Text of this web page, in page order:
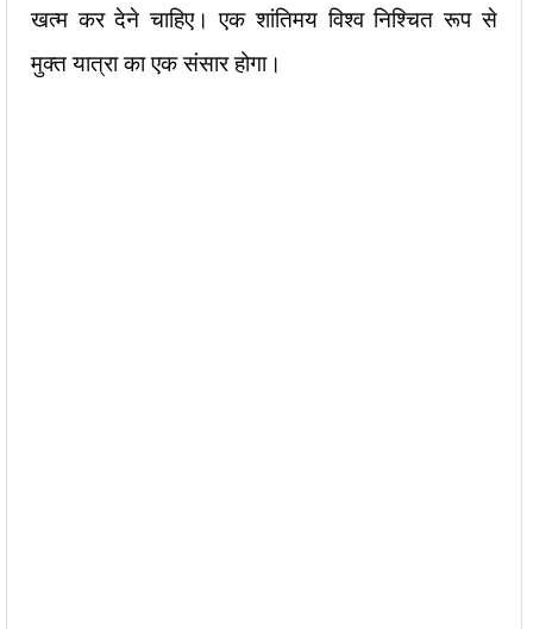
खत्म कर देने चाहिए। एक शांतिमय विश्व निश्चित रूप से
मुक्त यात्रा का एक संसार होगा।